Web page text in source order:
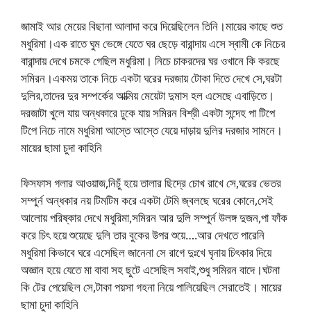
জামাই আর মেয়ের বিছানা আলাদা করে দিয়েছিলেন তিনি।মায়ের কাছে শুত
মধুরিমা।এক রাতে ঘুম ভেঙ্গে যেতে ঘর ছেড়ে বারান্দায় এসে স্বামী কে নিচের
বারান্দায় দেখে চমকে গেছিল মধুরিমা। নিচে চাকরদের ঘর ওখানে কি করছে
সমিরন।একময় তাকে নিচে একটা ঘরের দরজায় টোকা দিতে দেখে সে,ঘরটা
দুলির,তাদের দুর সম্পর্কের আত্মিয় মেয়েটা দুমাস হল এসেছে এবাড়িতে।
দরজাটা খুলে যায় অন্ধকারে ঢুকে যায় সমিরন বিশ্রী একটা সন্দেহ পা টিপে
টিপে নিচে নামে মধুরিমা আস্তে আস্তে যেয়ে দাড়ায় দুলির দরজার সামনে।
মায়ের ছামা চুদা কাহিনি
ফিসফাস গলার আওয়াজ,নিচুঁ হয়ে তালার ছিদ্রে চোখ রাখে সে,ঘরের ভেতর
সম্পুর্ন অন্ধকার নয় টিমটিম করে একটা টেমি জ্বলছে ঘরের কোনে,সেই
আলোয় পরিষ্কার দেখে মধুরিমা,সমিরন আর দুলি সম্পুর্ন উলঙ্গ দুজন,পা ফাঁক
করে চিৎ হয়ে শুয়েছে দুলি তার বুকের উপর শুয়ে….আর দেখতে পারেনি
মধুরিমা কিভাবে ঘরে এসেছিল জানেনা সে রাগে দুঃখে ঘৃনায় চিৎকার দিয়ে
অজ্ঞান হয়ে যেতে মা বাবা সহ ছুটে এসেছিল সবাই,শুধু সমিরন বাদে।ঘটনা
কি টের পেয়েছিল সে,টাকা পয়সা গহনা নিয়ে পালিয়েছিল সেরাতেই। মায়ের
ছামা চুদা কাহিনি